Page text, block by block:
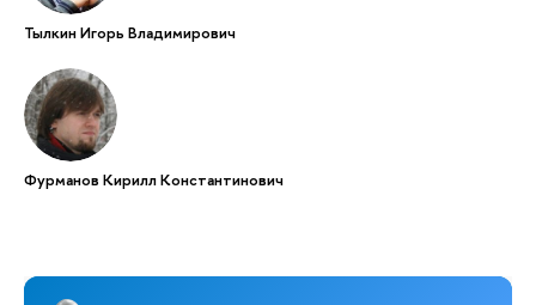
Тылкин Игорь Владимирович
Фурманов Кирилл Константинович